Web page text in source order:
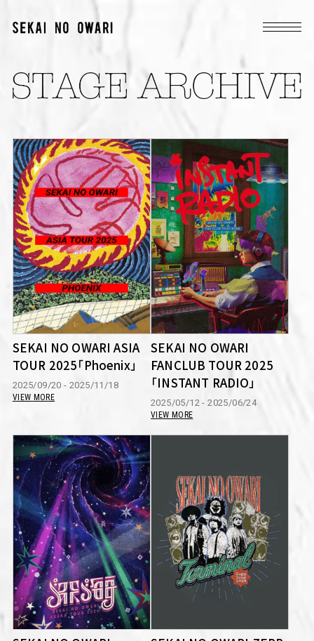
SEKAI NO OWARI ASIA
TOUR 2025「Phoenix」
2025/09/20 - 2025/11/18
VIEW MORE
SEKAI NO OWARI
FANCLUB TOUR 2025
「INSTANT RADIO」
2025/05/12 - 2025/06/24
VIEW MORE